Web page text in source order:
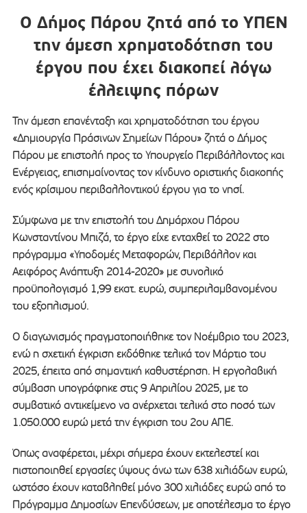
Ο Δήμος Πάρου ζητά από το ΥΠΕΝ
την άμεση χρηματοδότηση του
έργου που έχει διακοπεί λόγω
έλλειψης πόρων
Την άμεση επανένταξη και χρηματοδότηση του έργου
«Δημιουργία Πράσινων Σημείων Πάρου» ζητά ο Δήμος
Πάρου με επιστολή προς το Υπουργείο Περιβάλλοντος και
Ενέργειας, επισημαίνοντας τον κίνδυνο οριστικής διακοπής
ενός κρίσιμου περιβαλλοντικού έργου για το νησί.
Σύμφωνα με την επιστολή του Δημάρχου Πάρου
Κωνσταντίνου Μπιζά, το έργο είχε ενταχθεί το 2022 στο
πρόγραμμα «Υποδομές Μεταφορών, Περιβάλλον και
Αειφόρος Ανάπτυξη 2014-2020» με συνολικό
προϋπολογισμό 1,99 εκατ. ευρώ, συμπεριλαμβανομένου
του εξοπλισμού.
Ο διαγωνισμός πραγματοποιήθηκε τον Νοέμβριο του 2023,
ενώ η σχετική έγκριση εκδόθηκε τελικά τον Μάρτιο του
2025, έπειτα από σημαντική καθυστέρηση. Η εργολαβική
σύμβαση υπογράφηκε στις 9 Απριλίου 2025, με το
συμβατικό αντικείμενο να ανέρχεται τελικά στο ποσό των
1.050.000 ευρώ μετά την έγκριση του 2ου ΑΠΕ.
Όπως αναφέρεται, μέχρι σήμερα έχουν εκτελεστεί και
πιστοποιηθεί εργασίες ύψους άνω των 638 χιλιάδων ευρώ,
ωστόσο έχουν καταβληθεί μόνο 300 χιλιάδες ευρώ από το
Πρόγραμμα Δημοσίων Επενδύσεων, με αποτέλεσμα το έργο